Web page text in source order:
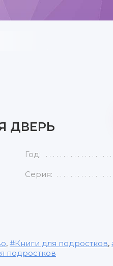
ДВЕРЬ
Год:
Серия:
, Книги для подростков,
подростков